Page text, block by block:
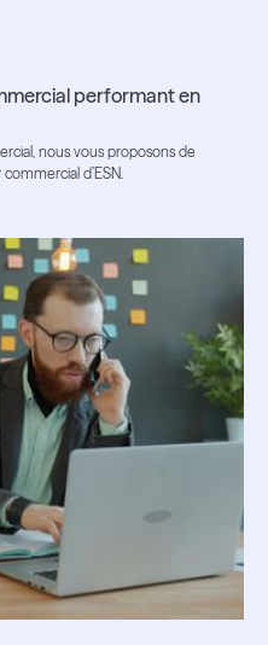
performant en
nous vous proposons de
d’ESN.